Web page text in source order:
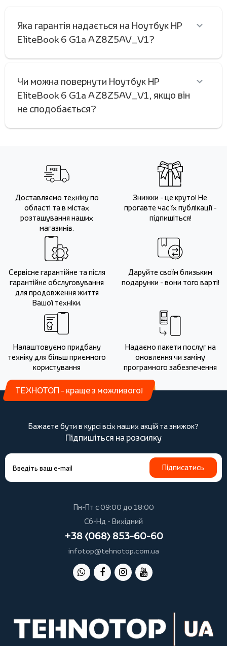
Яка гарантія надається на Ноутбук HP
EliteBook 6 G1a AZ8Z5AV_V1?
Чи можна повернути Ноутбук HP
EliteBook 6 G1a AZ8Z5AV_V1, якщо він
не сподобається?
Доставляємо техніку по
області та в містах
розташування наших
магазинів.
Знижки - це круто! Не
прогавте час їх публікації -
підпишіться!
Сервісне гарантійне та після
гарантійне обслуговування
для продовження життя
Вашої техніки.
Даруйте своїм близьким
подарунки - вони того варті!
Налаштовуємо придбану
техніку для більш приємного
користування
Надаємо пакети послуг на
оновлення чи заміну
програмного забезпечення
ТЕХНОТОП - краще з можливого!
Бажаєте бути в курсі всіх наших акцій та знижок?
Підпишіться на розсилку
Підписатись
Пн-Пт с 09:00 до 18:00
Сб-Нд - Вихідний
+38 (068) 853-60-60
infotop@tehnotop.com.ua